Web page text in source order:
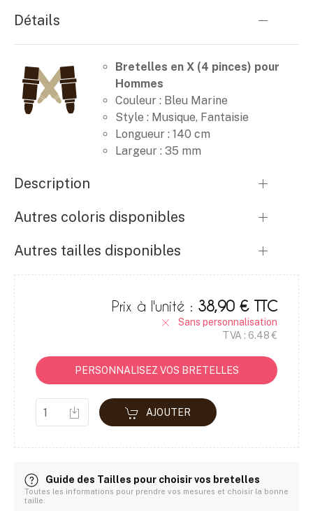
Détails
Bretelles en X (4 pinces) pour
Hommes
Couleur : Bleu Marine
Style : Musique, Fantaisie
Longueur : 140 cm
Largeur : 35 mm
Description
Autres coloris disponibles
Autres tailles disponibles
Prix à l'unité : 38,90 € TTC
Sans personnalisation
TVA : 6.48 €
PERSONNALISEZ VOS BRETELLES
AJOUTER
Guide des Tailles pour choisir vos bretelles
Toutes les informations pour prendre vos mesures et choisir la bonne
taille.